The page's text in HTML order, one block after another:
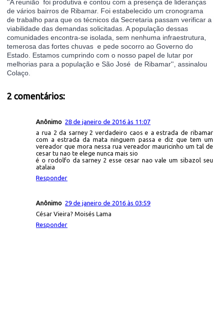
''A reunião  foi produtiva e contou com a presença de lideranças
de vários bairros de Ribamar. Foi estabelecido um cronograma
de trabalho para que os técnicos da Secretaria passam verificar a
viabilidade das demandas solicitadas. A população dessas
comunidades encontra-se isolada, sem nenhuma infraestrutura,
temerosa das fortes chuvas  e pede socorro ao Governo do
Estado. Estamos cumprindo com o nosso papel de lutar por
melhorias para a população e São José  de Ribamar'', assinalou
Colaço.
2 comentários:
Anônimo 28 de janeiro de 2016 às 11:07
a rua 2 da sarney 2 verdadeiro caos e a estrada de ribamar
com a estrada da mata ninguem passa e diz que tem um
vereador que mora nessa rua vereador mauricinho um tal de
cesar tu nao te elege nunca mais sio
é o rodolfo da sarney 2 esse cesar nao vale um sibazol seu
atalaia
Responder
Anônimo 29 de janeiro de 2016 às 03:59
César Vieira? Moisés Lama
Responder